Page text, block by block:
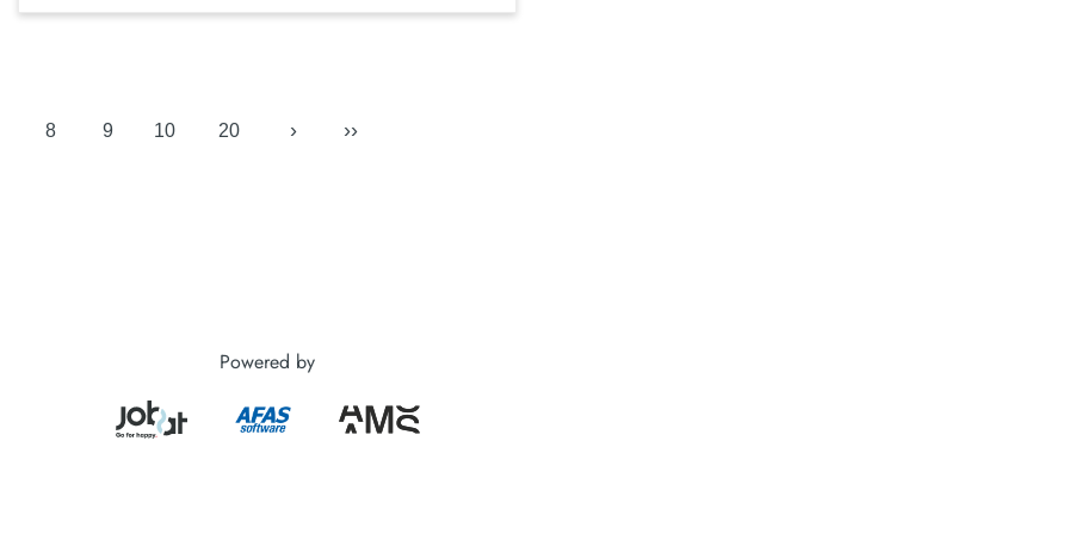
8 9 10 20 › ››
Powered by